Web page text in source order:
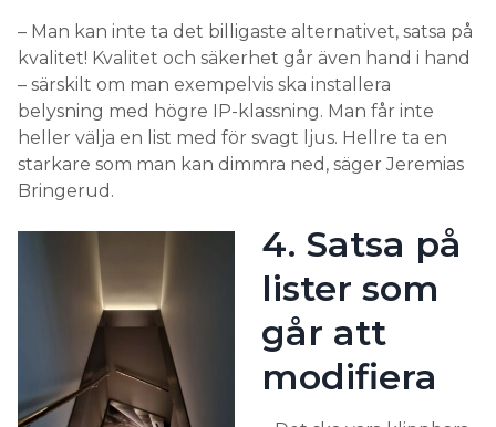
– Man kan inte ta det billigaste alternativet, satsa på
kvalitet! Kvalitet och säkerhet går även hand i hand
– särskilt om man exempelvis ska installera
belysning med högre IP-klassning. Man får inte
heller välja en list med för svagt ljus. Hellre ta en
starkare som man kan dimmra ned, säger Jeremias
Bringerud.
4. Satsa på
lister som
går att
modifiera